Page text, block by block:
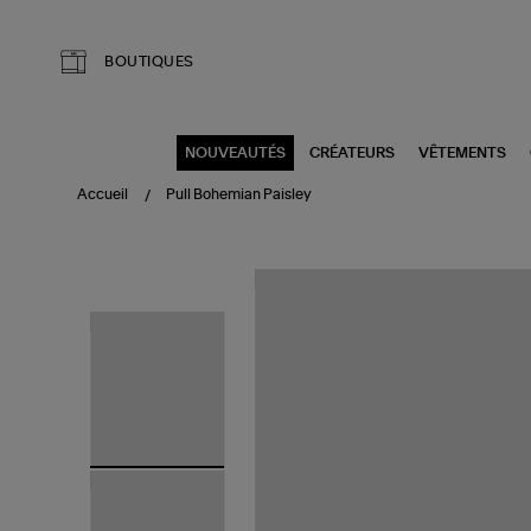
BOUTIQUES
NOUVEAUTÉS CRÉATEURS VÊTEMENTS
Accueil Pull Bohemian Paisley